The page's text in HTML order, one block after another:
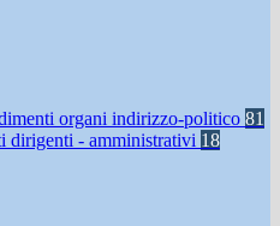
organi indirizzo-politico 81
dirigenti - amministrativi 18